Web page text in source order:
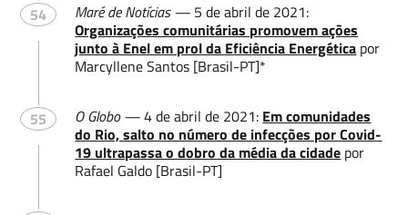
54 Maré de Notícias — 5 de abril de 2021:
Organizações comunitárias promovem ações
junto à Enel em prol da Eficiência Energética por
Marcyllene Santos [Brasil-PT]*
55 O Globo —4 de abril de 2021: Em comunidades
do Rio, salto no número de infecções por Covid-
19 ultrapassa o dobro da média da cidade por
Rafael Galdo [Brasil-PT]